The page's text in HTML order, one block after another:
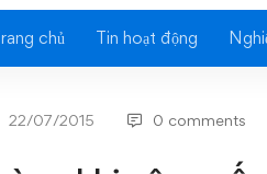
chủ Tin hoạt động
22/07/2015 0 comments